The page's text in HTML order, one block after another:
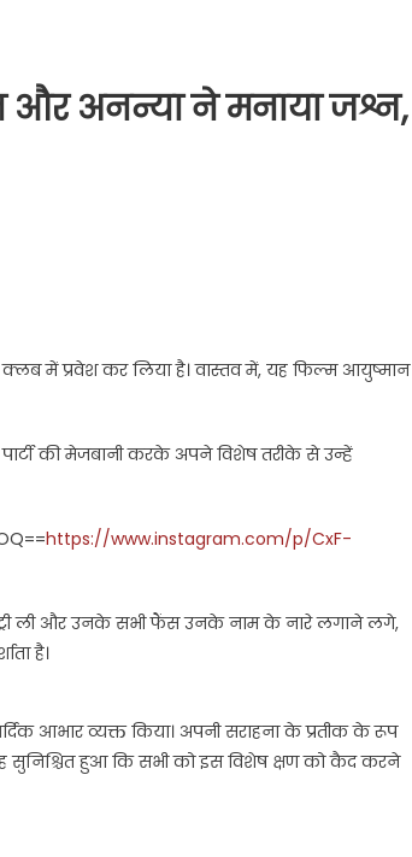
और अनन्या ने मनाया जश्न,
क्लब में प्रवेश कर लिया है। वास्तव में, यह फिल्म आयुष्मान
की मेजबानी करके अपने विशेष तरीके से उन्हें
https://www.instagram.com/p/CxF-
ली और उनके सभी फैंस उनके नाम के नारे लगाने लगे,
है।
आभार व्यक्त किया। अपनी सराहना के प्रतीक के रूप
हुआ कि सभी को इस विशेष क्षण को कैद करने